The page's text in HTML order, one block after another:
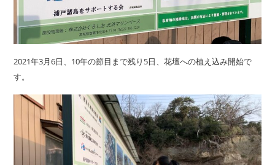
2021年3月6日、10年の節目まで残り5日、花壇への植え込み開始で
す。